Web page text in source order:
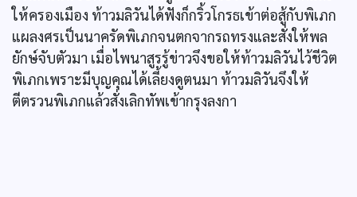
ให้ครองเมือง ท้าวมลิวันได้ฟังก็กริ้วโกรธเข้าต่อสู้กับพิเภก
แผลงศรเป็นนาครัดพิเภกจนตกจากรถทรงและสั่งให้พล
ยักษ์จับตัวมา เมื่อไพนาสูรรู้ข่าวจึงขอให้ท้าวมลิวันไว้ชีวิต
พิเภกเพราะมีบุญคุณได้เลี้ยงดูตนมา ท้าวมลิวันจึงให้
ตีตรวนพิเภกแล้วสั่งเลิกทัพเข้ากรุงลงกา